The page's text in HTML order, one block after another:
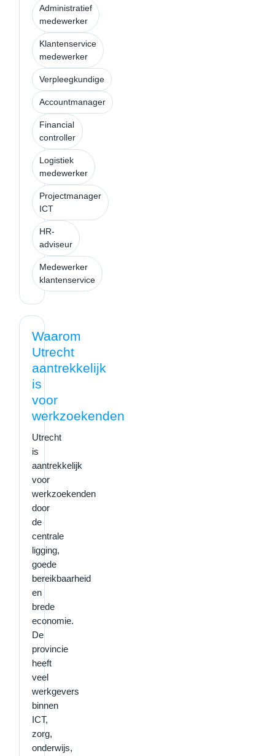
Administratief
medewerker
Klantenservice
medewerker
Verpleegkundige
Accountmanager
Financial
controller
Logistiek
medewerker
Projectmanager
ICT
HR-
adviseur
Medewerker
klantenservice
Waarom
Utrecht
aantrekkelijk
is
voor
werkzoekenden
Utrecht
is
aantrekkelijk
voor
werkzoekenden
door
de
centrale
ligging,
goede
bereikbaarheid
en
brede
economie.
De
provincie
heeft
veel
werkgevers
binnen
ICT,
zorg,
onderwijs,